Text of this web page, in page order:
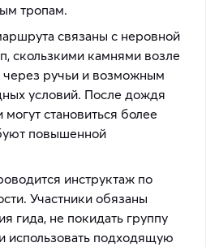
тропам.
связаны с неровной
скользкими камнями возле
ручьи и возможным
условий. После дождя
могут становиться более
повышенной
инструктаж по
Участники обязаны
гида, не покидать группу
использовать подходящую